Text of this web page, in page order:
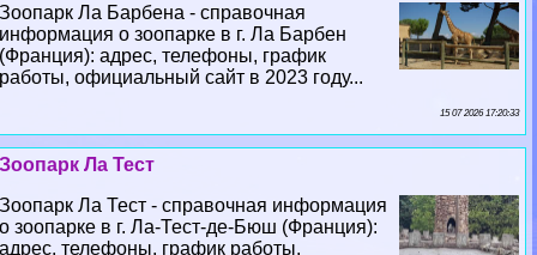
Зоопарк Ла Барбена - справочная
информация о зоопарке в г. Ла Барбен
(Франция): адрес, телефоны, график
работы, официальный сайт в 2023 году...
15 07 2026 17:20:33
Зоопарк Ла Тест
Зоопарк Ла Тест - справочная информация
о зоопарке в г. Ла-Тест-де-Бюш (Франция):
адрес, телефоны, график работы,